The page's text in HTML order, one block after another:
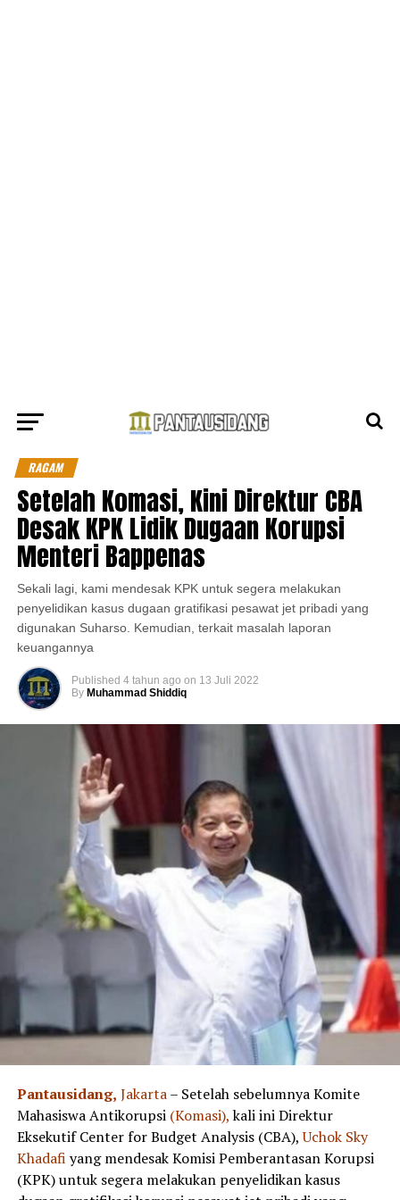
RAGAM
Setelah Komasi, Kini Direktur CBA
Desak KPK Lidik Dugaan Korupsi
Menteri Bappenas
Sekali lagi, kami mendesak KPK untuk segera melakukan
penyelidikan kasus dugaan gratifikasi pesawat jet pribadi yang
digunakan Suharso. Kemudian, terkait masalah laporan
keuangannya
Published 4 tahun ago on 13 Juli 2022
By Muhammad Shiddiq
Pantausidang, Jakarta– Setelah sebelumnya Komite
Mahasiswa Antikorupsi (Komasi),kali ini Direktur
Eksekutif Center for Budget Analysis (CBA),Uchok Sky
Khadafi yang mendesak Komisi Pemberantasan Korupsi
(KPK) untuk segera melakukan penyelidikan kasus